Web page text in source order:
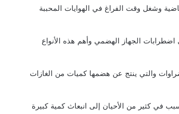
وشغل وقت الفراغ في الهوايات المحببة
الجهاز الهضمي وأهم هذه الأنواع
والتي ينتج عن هضمها كميات من الغازات
كثير من الأحيان إلى انبعاث كمية كبيرة